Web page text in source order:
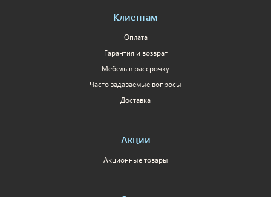
Клиентам
Оплата
Гарантия и возврат
Мебель в рассрочку
Часто задаваемые вопросы
Доставка
Акции
Акционные товары